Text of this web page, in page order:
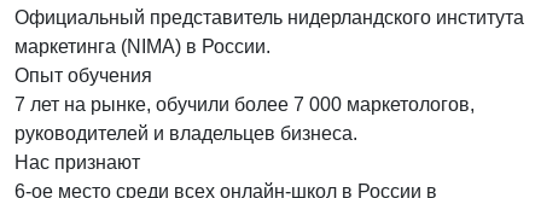
Официальный представитель нидерландского института
маркетинга (NIMA) в России.
Опыт обучения
7 лет на рынке, обучили более 7 000 маркетологов,
руководителей и владельцев бизнеса.
Нас признают
6-ое место среди всех онлайн-школ в России в